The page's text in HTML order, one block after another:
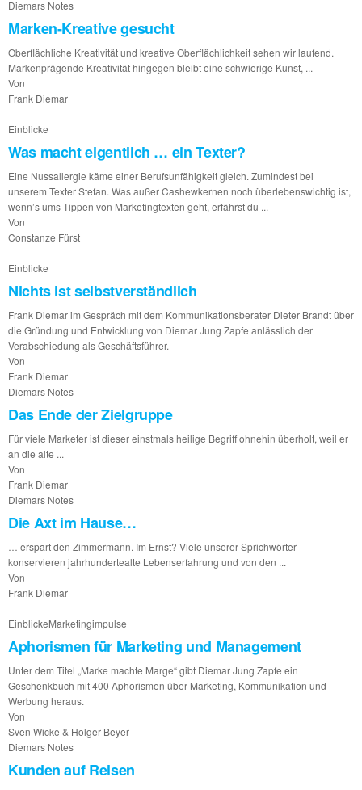
Diemars Notes
Marken-Kreative gesucht
Oberflächliche Kreativität und kreative Oberflächlichkeit sehen wir laufend.
Markenprägende Kreativität hingegen bleibt eine schwierige Kunst, ...
Von
Frank Diemar
Einblicke
Was macht eigentlich … ein Texter?
Eine Nussallergie käme einer Berufsunfähigkeit gleich. Zumindest bei
unserem Texter Stefan. Was außer Cashewkernen noch überlebenswichtig ist,
wenn’s ums Tippen von Marketingtexten geht, erfährst du ...
Von
Constanze Fürst
Einblicke
Nichts ist selbstverständlich
Frank Diemar im Gespräch mit dem Kommunikationsberater Dieter Brandt über
die Gründung und Entwicklung von Diemar Jung Zapfe anlässlich der
Verabschiedung als Geschäftsführer.
Von
Frank Diemar
Diemars Notes
Das Ende der Zielgruppe
Für viele Marketer ist dieser einstmals heilige Begriff ohnehin überholt, weil er
an die alte ...
Von
Frank Diemar
Diemars Notes
Die Axt im Hause…
… erspart den Zimmermann. Im Ernst? Viele unserer Sprichwörter
konservieren jahrhundertealte Lebenserfahrung und von den ...
Von
Frank Diemar
EinblickeMarketingimpulse
Aphorismen für Marketing und Management
Unter dem Titel „Marke machte Marge“ gibt Diemar Jung Zapfe ein
Geschenkbuch mit 400 Aphorismen über Marketing, Kommunikation und
Werbung heraus.
Von
Sven Wicke & Holger Beyer
Diemars Notes
Kunden auf Reisen